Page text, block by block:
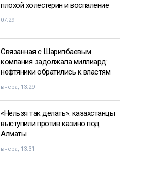
плохой холестерин и воспаление
07:29
Связанная с Шарипбаевым
компания задолжала миллиард:
нефтяники обратились к властям
вчера, 13:29
«Нельзя так делать»: казахстанцы
выступили против казино под
Алматы
вчера, 13:31